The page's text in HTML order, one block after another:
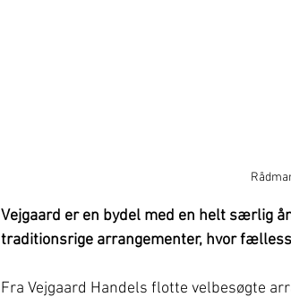
Vejgaard er en bydel med en helt særlig
traditionsrige arrangementer, hvor
Fra Vejgaard Handels flotte velbesøgte